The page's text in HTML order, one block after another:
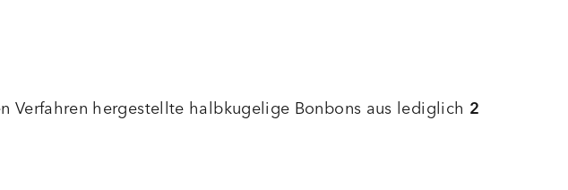
hergestellte halbkugelige Bonbons aus lediglich 2